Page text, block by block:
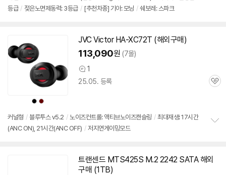
등급 / 젖은노면제동력: 3등급 / [추천차종] 기아: 모닝 / 쉐보레: 스파크
상
품
상
상
품
상
JVC Victor HA-XC72T (해외구매)
113,090원 (7몰)
상
품
1
25.05. 등록
관
커널형 / 블루투스 v5.2 / 노이즈컨트롤: 액티브노이즈캔슬링 / 최대재생: 17시간
(ANC ON), 21시간(ANC OFF) / 저지연게이밍모드
트랜센드 MTS425S M.2 2242 SATA 해외
구매 (1TB)